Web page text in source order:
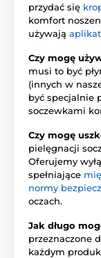
przydać się
komfort
używają
Czy mogę
musi to być
(innych w
być specjalnie
soczewkami
Czy mogę
pielęgnacji
Oferujemy
spełniające
normy
oczach.
Jak długo
przeznaczone
każdym